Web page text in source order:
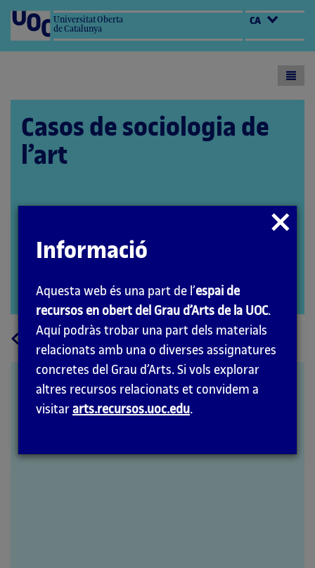
Universitat Oberta
de Catalunya
CA
Casos de sociologia de
l’art
L'encàrrec i la creació d'aquest material docent
Sánchez de Serdio Martín
Segona edició: setembre 2021
modal
Tornar a
la
pàgina
principal
Santiago Sierra: l’art com a
metàfora del treball
Tancar
modal
Informació
Aquesta web és una part de l’espai de
recursos en obert del Grau d’Arts de la UOC.
Aquí podràs trobar una part dels materials
relacionats amb una o diverses assignatures
concretes del Grau d’Arts. Si vols explorar
altres recursos relacionats et convidem a
visitar arts.recursos.uoc.edu.